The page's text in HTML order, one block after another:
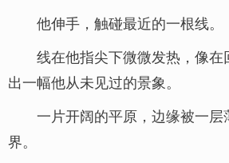
他伸手，触碰最近的一根线。
线在他指尖下微微发热，像
出一幅他从未见过的景象。
一片开阔的平原，边缘被一层
界。